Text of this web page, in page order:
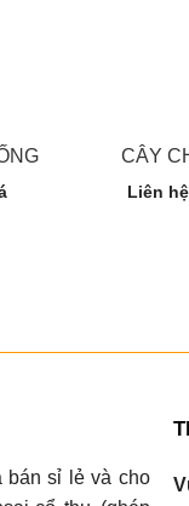
CÂY
Liên
bán sỉ lẻ và cho